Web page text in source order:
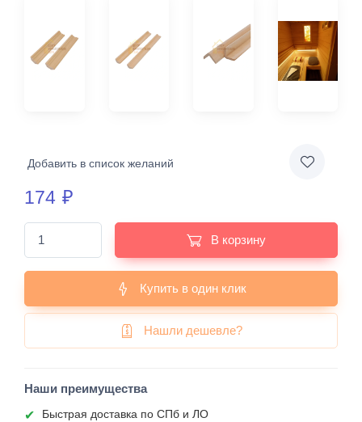
Добавить в список желаний
174 ₽
В корзину
Купить в один клик
Нашли дешевле?
Наши преимущества
Быстрая доставка по СПб и ЛО